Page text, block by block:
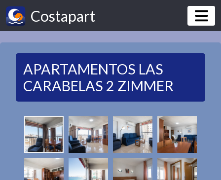
Costapart
APARTAMENTOS LAS
CARABELAS 2 ZIMMER